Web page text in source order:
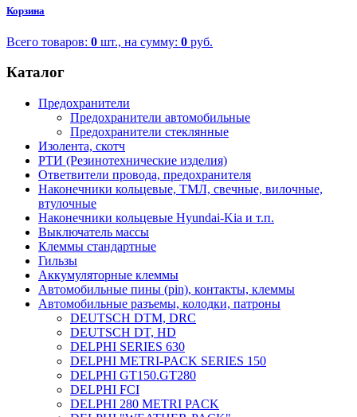
Корзина
Всего товаров: 0 шт., на сумму: 0 руб.
Каталог
Предохранители
Предохранители автомобильные
Предохранители стеклянные
Изолента, скотч
РТИ (Резинотехнические изделия)
Ответвители провода, предохранителя
Наконечники кольцевые, ТМЛ, свечные, вилочные,
втулочные
Наконечники кольцевые Hyundai-Kia и т.п.
Выключатель массы
Клеммы стандартные
Гильзы
Аккумуляторные клеммы
Автомобильные пины (pin), контакты, клеммы
Автомобильные разъемы, колодки, патроны
DEUTSCH DTM, DRC
DEUTSCH DT, HD
DELPHI SERIES 630
DELPHI METRI-PACK SERIES 150
DELPHI GT150.GT280
DELPHI FCI
DELPHI 280 METRI PACK